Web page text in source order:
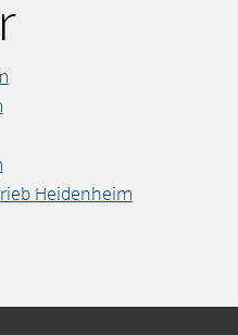
Heidenheim